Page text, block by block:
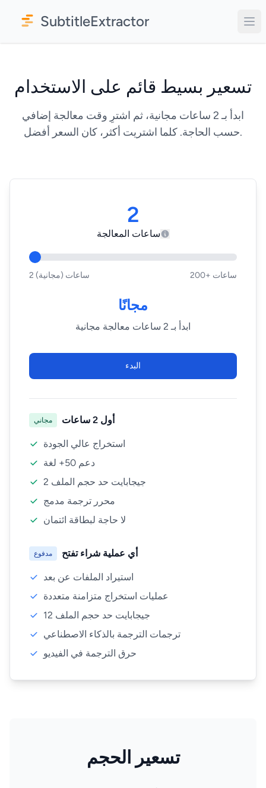
SubtitleExtractor
تسعير بسيط قائم على الاستخدام
ابدأ بـ 2 ساعات مجانية، ثم اشترِ وقت معالجة إضافي
حسب الحاجة. كلما اشتريت أكثر، كان السعر أفضل.
2
ساعات المعالجة
2 ساعات (مجانية) 200+ ساعات
مجانًا
ابدأ بـ 2 ساعات معالجة مجانية
البدء
مجاني أول 2 ساعات
استخراج عالي الجودة
دعم 50+ لغة
2 جيجابايت حد حجم الملف
محرر ترجمة مدمج
لا حاجة لبطاقة ائتمان
مدفوع أي عملية شراء تفتح
استيراد الملفات عن بعد
عمليات استخراج متزامنة متعددة
12 جيجابايت حد حجم الملف
ترجمات الترجمة بالذكاء الاصطناعي
حرق الترجمة في الفيديو
تسعير الحجم